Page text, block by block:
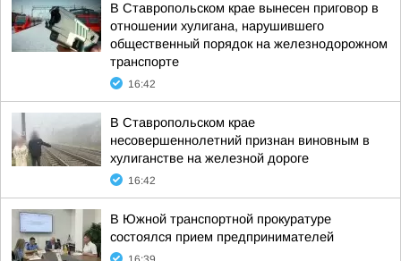
В Ставропольском крае вынесен приговор в
отношении хулигана, нарушившего
общественный порядок на железнодорожном
транспорте
16:42
В Ставропольском крае
несовершеннолетний признан виновным в
хулиганстве на железной дороге
16:42
В Южной транспортной прокуратуре
состоялся прием предпринимателей